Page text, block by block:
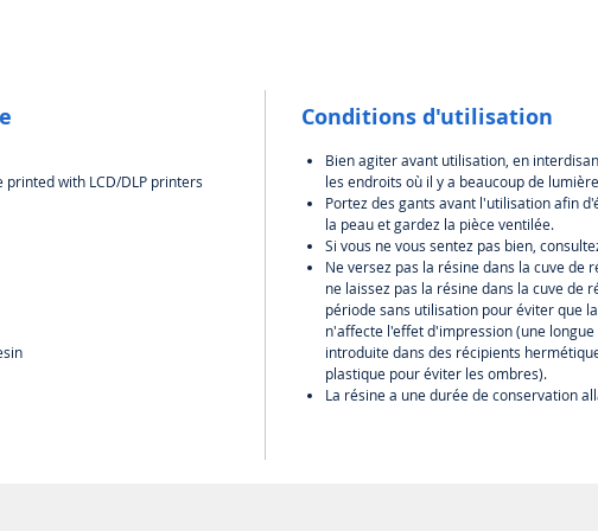
est
Haute
finition de
finales est
taux de
l'impression
précision,
dureté avec
facile à
température,
printed with LCD/DLP printers
Conditions d'utilisation
Bien agiter avant utilisation, en
les endroits où il y a beaucoup de
Portez des gants avant l'utilisation afin
la peau et gardez la pièce ventilée.
Si vous ne vous sentez pas bien,
Ne versez pas la résine dans la cuve de
ne laissez pas la résine dans la cuve de
période sans utilisation pour éviter que
n'affecte l'effet d'impression (une
introduite dans des récipients
plastique pour éviter les ombres).
La résine a une durée de conservation